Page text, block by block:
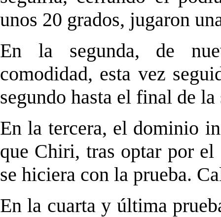
unos 20 grados, jugaron
En la segunda, de
comodidad, esta vez
segundo hasta el final de la
En la tercera, el dominio
que Chiri, tras optar por el
se hiciera con la prueba.
En la cuarta y última